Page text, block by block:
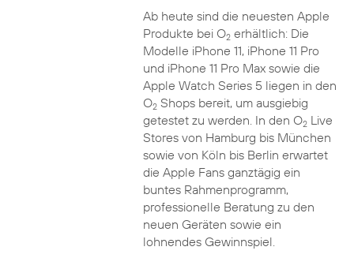
Ab heute sind die neuesten Apple
Produkte bei O2erhältlich: Die
Modelle iPhone 11, iPhone 11 Pro
und iPhone 11 Pro Max sowie die
Apple Watch Series 5 liegen in den
O2Shops bereit, um ausgiebig
getestet zu werden. In den O2Live
Stores von Hamburg bis München
sowie von Köln bis Berlin erwartet
die Apple Fans ganztägig ein
buntes Rahmenprogramm,
professionelle Beratung zu den
neuen Geräten sowie ein
lohnendes Gewinnspiel.